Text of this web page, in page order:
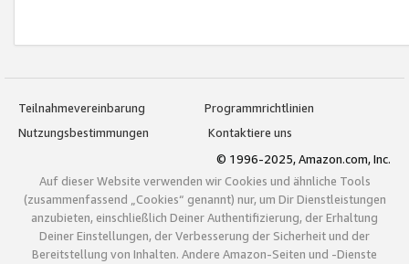
Teilnahmevereinbarung
Programmrichtlinien
Nutzungsbestimmungen
Kontaktiere uns
© 1996-2025, Amazon.com, Inc.
Auf dieser Website verwenden wir Cookies und ähnliche Tools
(zusammenfassend „Cookies“ genannt) nur, um Dir Dienstleistungen
anzubieten, einschließlich Deiner Authentifizierung, der Erhaltung
Deiner Einstellungen, der Verbesserung der Sicherheit und der
Bereitstellung von Inhalten. Andere Amazon-Seiten und -Dienste